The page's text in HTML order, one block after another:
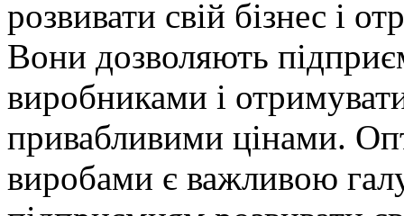
розвивати свій бізнес і
Вони дозволяють
виробниками і
привабливими цінами.
виробами є важливою